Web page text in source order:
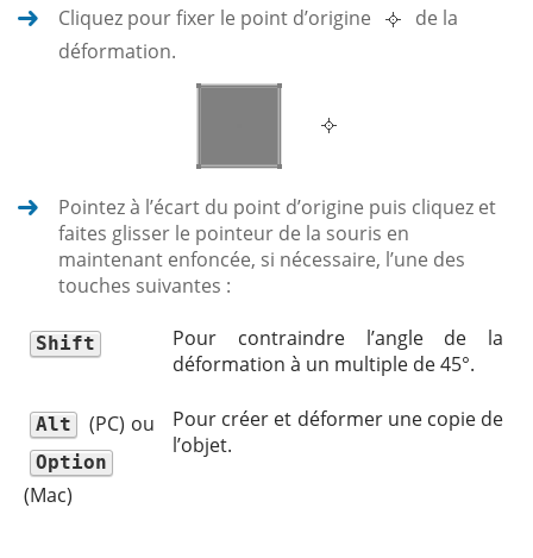
Cliquez pour fixer le point d’origine
de la
déformation.
Pointez à l’écart du point d’origine puis cliquez et
faites glisser le pointeur de la souris en
maintenant enfoncée, si nécessaire, l’une des
touches suivantes :
Shift
Pour contraindre l’angle de la
déformation à un multiple de 45°.
Alt (PC) ou
Option
(Mac)
Pour créer et déformer une copie de
l’objet.